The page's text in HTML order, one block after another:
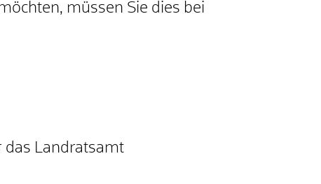
müssen Sie dies bei
das Landratsamt